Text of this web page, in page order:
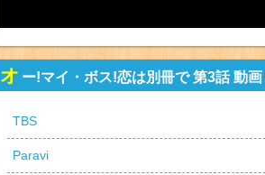
オ ー!マイ・ボス!恋は別冊で 第3話 動画
TBS
Paravi